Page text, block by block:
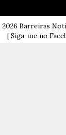
2026 Barreiras
| Siga-me no